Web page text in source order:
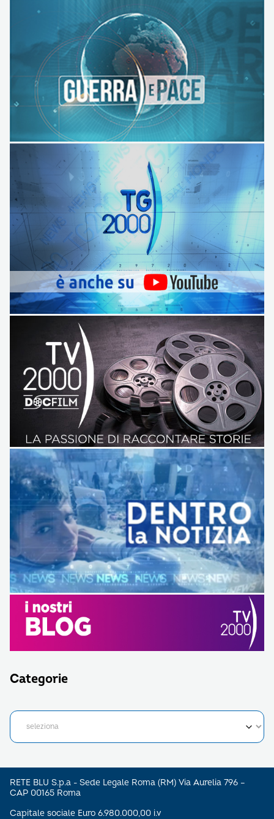
Categorie
RETE BLU S.p.a - Sede Legale Roma (RM) Via Aurelia 796 –
CAP 00165 Roma
Capitale sociale Euro 6.980.000,00 i.v